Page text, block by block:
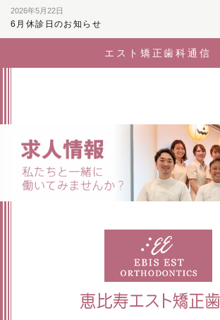
2026年5月22日
6月休診日のお知らせ
エスト矯正歯科通信